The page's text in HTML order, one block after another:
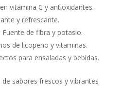
vitamina C y antioxidantes.
y refrescante.
de fibra y potasio.
de licopeno y vitaminas.
para ensaladas y bebidas.
sabores frescos y vibrantes